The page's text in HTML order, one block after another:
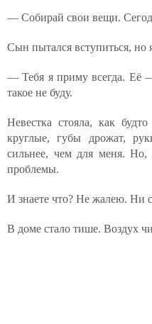
— Собирай свои вещи.
Сын пытался вступиться, но
— Тебя я приму всегда. Её
такое не буду.
Невестка стояла, как
круглые, губы дрожат,
сильнее, чем для меня.
проблемы.
И знаете что? Не жалею. Ни
В доме стало тише. Воздух